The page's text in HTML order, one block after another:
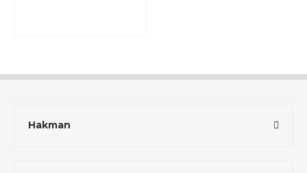
Hakman